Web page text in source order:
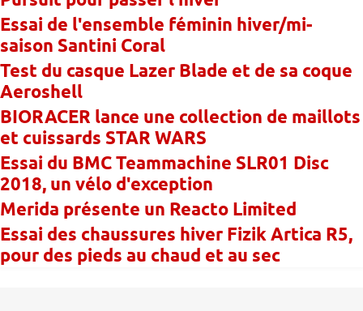
Essai de l'ensemble féminin hiver/mi-
saison Santini Coral
Test du casque Lazer Blade et de sa coque
Aeroshell
BIORACER lance une collection de maillots
et cuissards STAR WARS
Essai du BMC Teammachine SLR01 Disc
2018, un vélo d'exception
Merida présente un Reacto Limited
Essai des chaussures hiver Fizik Artica R5,
pour des pieds au chaud et au sec